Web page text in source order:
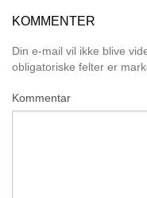
KOMMENTER
Din e-mail vil ikke blive
obligatoriske felter er
Kommentar